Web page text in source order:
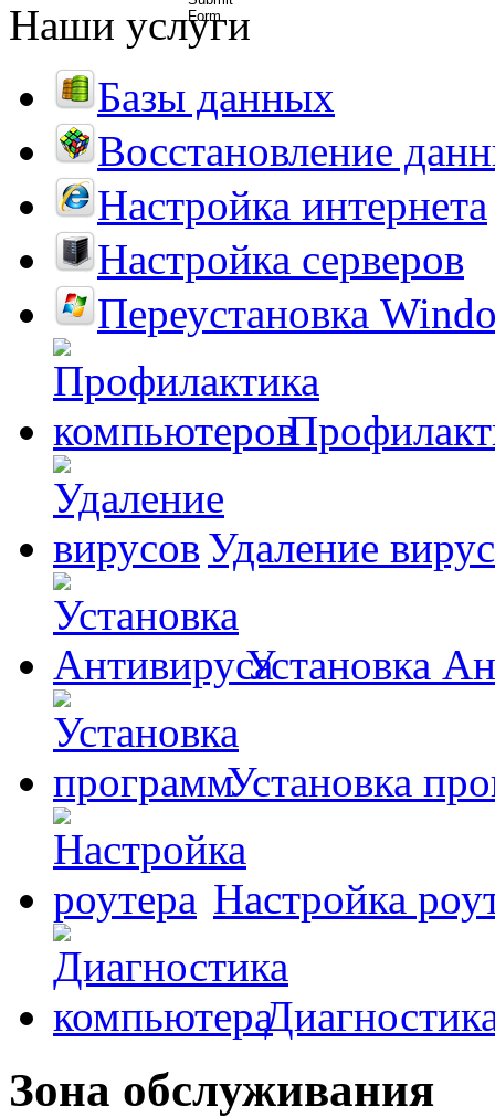
Наши услуги
Базы данных
Восстановление
Настройка интернета
Настройка серверов
Переустановка
Удаление
Установка
Установка
Настройка
Зона обслуживания